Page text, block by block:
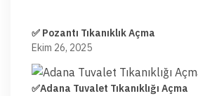
✅ Pozantı Tıkanıklık Açma
Ekim 26, 2025
✅Adana Tuvalet Tıkanıklığı Açma